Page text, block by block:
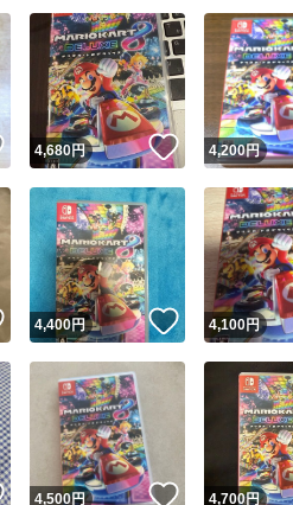
いいね！
4,680円 いいね！
4,200円
いいね！
4,400円 いいね！
4,100円
いいね！
4,500円 いいね！
4,700円